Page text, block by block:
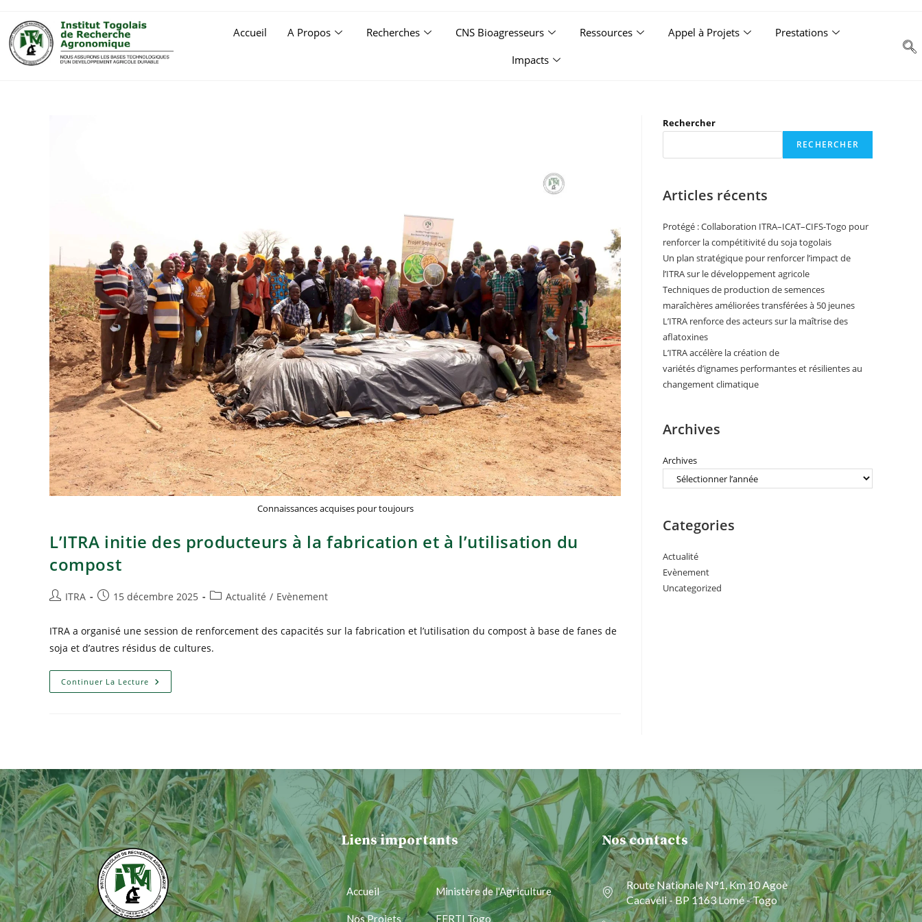
Accueil A Propos Recherches CNS Bioagresseurs Ressources Appel à Projets
Prestations
Impacts
Connaissances acquises pour toujours
L’ITRA initie des producteurs à la fabrication et à l’utilisation du
compost
ITRA 15 décembre 2025 Actualité / Evènement
ITRA a organisé une session de renforcement des capacités sur la fabrication et l’utilisation du compost à base de fanes de
soja et d’autres résidus de cultures.
Continuer La Lecture
Rechercher
RECHERCHER
Articles récents
Protégé : Collaboration ITRA–ICAT–CIFS-Togo pour
renforcer la compétitivité du soja togolais
Un plan stratégique pour renforcer l’impact de
l’ITRA sur le développement agricole
Techniques de production de semences
maraîchères améliorées transférées à 50 jeunes
L’ITRA renforce des acteurs sur la maîtrise des
aflatoxines
L’ITRA accélère la création de
variétés d’ignames performantes et résilientes au
changement climatique
Archives
Archives
Categories
Actualité
Evènement
Uncategorized
Liens importants
Accueil
Nos Projets
Ministère de l'Agriculture
FERTI Togo
Nos contacts
Route Nationale N°1, Km 10 Agoè
Cacavéli - BP 1163 Lomé - Togo